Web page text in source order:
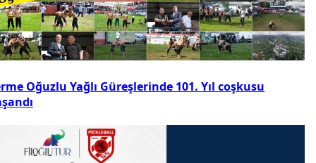
Oğuzlu Yağlı Güreşlerinde 101. Yıl coşkusu